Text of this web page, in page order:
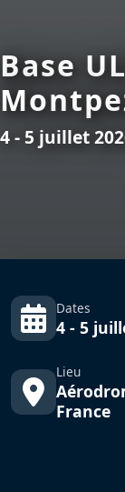
Base
4 - 5 juillet
Dates
4 - 5
Lieu
France